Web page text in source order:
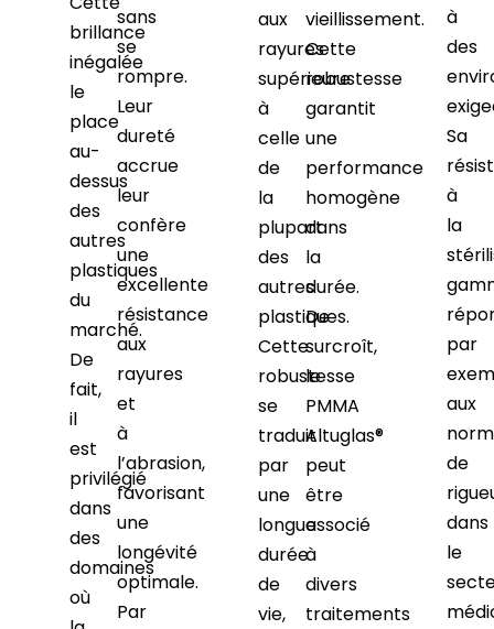
brillance
inégalée
le
place
au-
dessus
des
autres
plastiques
du
marché.
De
fait,
il
est
privilégié
dans
des
domaines
où
sans
se
rompre.
Leur
dureté
accrue
leur
confère
une
excellente
résistance
aux
rayures
et
à
l’abrasion,
favorisant
une
longévité
optimale.
Par
aux
rayures
supérieure
à
celle
de
la
plupart
des
autres
plastiques.
Cette
robustesse
se
traduit
par
une
longue
durée
de
vie,
vieillissement.
Cette
robustesse
garantit
une
performance
homogène
dans
la
durée.
De
surcroît,
le
PMMA
Altuglas®
peut
être
associé
à
divers
traitements
à
des
Sa
à
la
par
aux
de
dans
le